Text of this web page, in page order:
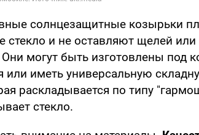
солнцезащитные козырьки
стекло и не оставляют щелей
могут быть изготовлены под
или иметь универсальную
раскладывается по типу
стекло.